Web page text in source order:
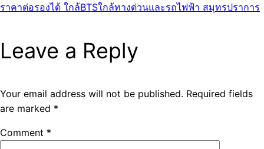
ราคาต่อรองได้ ใกล้BTSใกล้ทางด่วนและรถไฟฟ้า สมุทรปราการ
Leave a Reply
Your email address will not be published. Required fields
are marked *
Comment *